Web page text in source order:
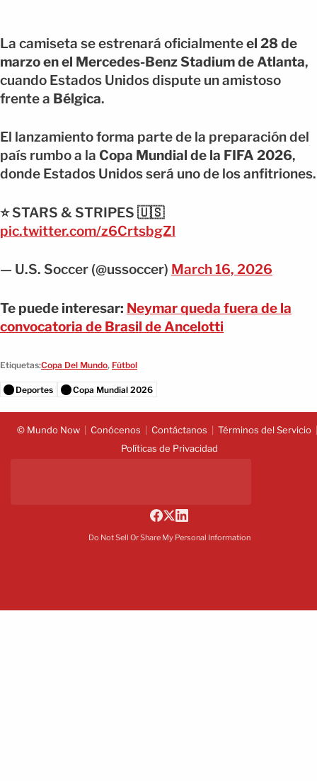
La camiseta se estrenará oficialmenteel 28 de
marzo en el Mercedes-Benz Stadium de Atlanta,
cuando Estados Unidos dispute un amistoso
frente a Bélgica.
El lanzamiento forma parte de la preparación del
país rumbo a la Copa Mundial de la FIFA 2026,
donde Estados Unidos será uno de los anfitriones.
⭐️ STARS & STRIPES 🇺🇸
pic.twitter.com/z6CrtsbgZl
— U.S. Soccer (@ussoccer) March 16, 2026
Te puede interesar: Neymar queda fuera de la
convocatoria de Brasil de Ancelotti
Etiquetas:Copa Del Mundo, Fútbol
Deportes Copa Mundial 2026
© Mundo Now Conócenos Contáctanos
Términos del Servicio
Políticas de Privacidad
Do Not Sell Or Share My Personal Information